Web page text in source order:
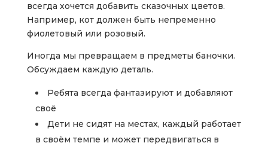
всегда хочется добавить сказочных цветов.
Например, кот должен быть непременно
фиолетовый или розовый.
Иногда мы превращаем в предметы баночки.
Обсуждаем каждую деталь.
Ребята всегда фантазируют и добавляют
своё
Дети не сидят на местах, каждый работает
в своём темпе и может передвигаться в